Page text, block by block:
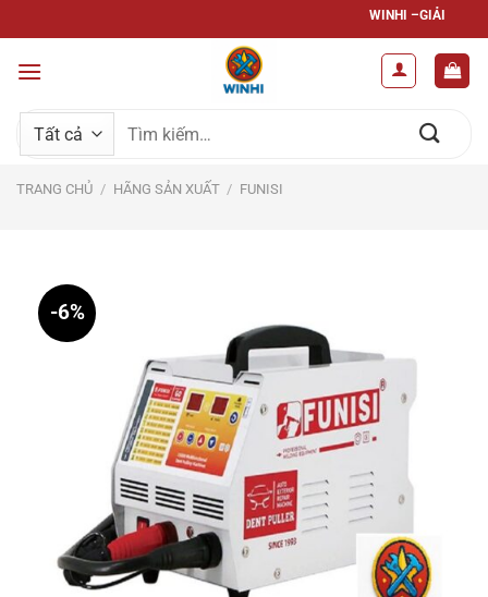
qua
nội
WINHI –GIẢI PHÁP TOÀN DIỆN –
Tìm
kiếm:
TRANG CHỦ / HÃNG SẢN XUẤT / FUNISI
-6%